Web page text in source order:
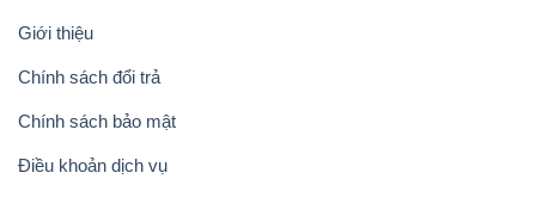
Giới thiệu
Chính sách đổi trả
Chính sách bảo mật
Điều khoản dịch vụ